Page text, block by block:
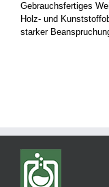
Gebrauchsfertiges
Holz- und
starker